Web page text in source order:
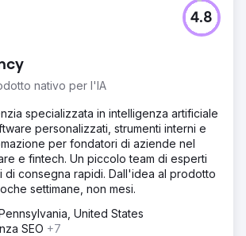
di aumentare la visibilità digitale e
presso le sue filiali locali. Tuttavia, il sito
pagine di categoria adeguate, era lento
aveva una strategia SEO o di contenuti
natura competitiva del settore
il posizionamento per parole
di ricerca senza una roadmap SEO
una strategia SEO completa che
tecnici, ottimizzazioni on-page,
velocità del sito e linking interno. Sono
dedicate per categoria e blog sulla
strategica di parole chiave. Un ciclo
nativo per l'IA
4.8
specializzata in intelligenza artificiale
personalizzati, strumenti interni e
per fondatori di aziende nel
e fintech. Un piccolo team di esperti
di consegna rapidi. Dall'idea al prodotto
settimane, non mesi.
United States
SEO +7